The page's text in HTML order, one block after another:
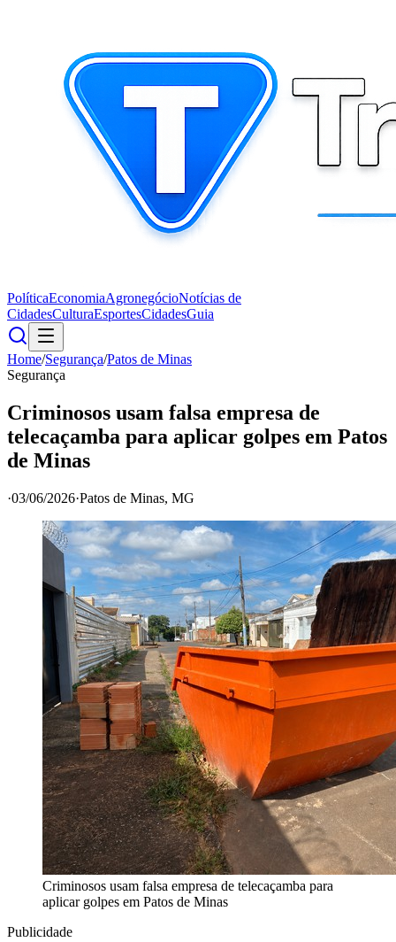
PolíticaEconomiaAgronegócioNotícias de
CidadesCulturaEsportesCidadesGuia
Home/Segurança/Patos de Minas
Segurança
Criminosos usam falsa empresa de
telecaçamba para aplicar golpes em Patos
de Minas
·03/06/2026·Patos de Minas, MG
Criminosos usam falsa empresa de telecaçamba para
aplicar golpes em Patos de Minas
Publicidade